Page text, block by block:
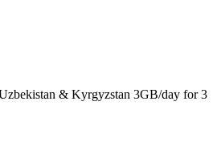
& Kyrgyzstan 3GB/day for 3